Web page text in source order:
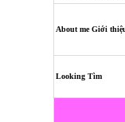
About me Giới
Looking Tìm